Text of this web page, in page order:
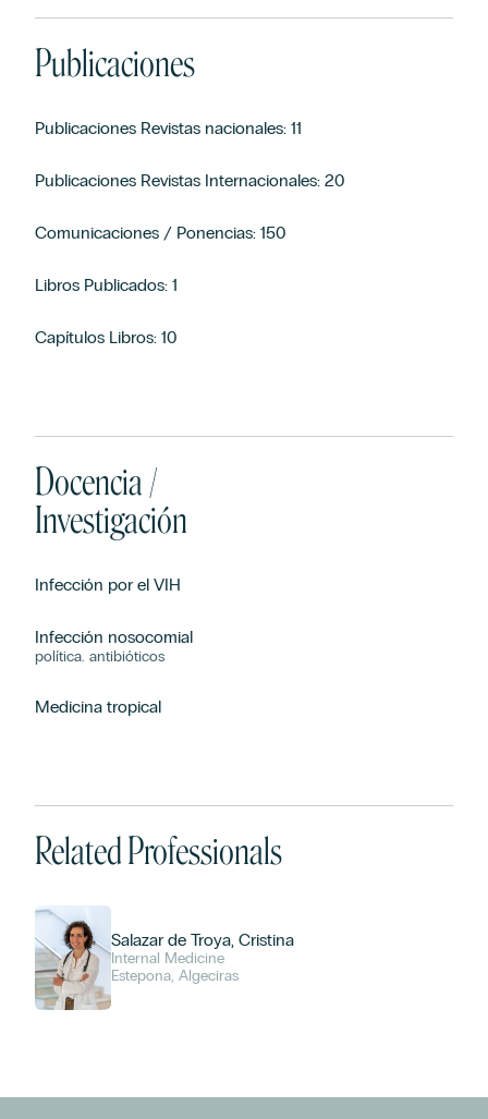
Publicaciones
Publicaciones Revistas nacionales: 11
Publicaciones Revistas Internacionales: 20
Comunicaciones / Ponencias: 150
Libros Publicados: 1
Capítulos Libros: 10
Docencia /
Investigación
Infección por el VIH
Infección nosocomial
política. antibióticos
Medicina tropical
Related Professionals
Salazar de Troya, Cristina
Internal Medicine
Estepona, Algeciras